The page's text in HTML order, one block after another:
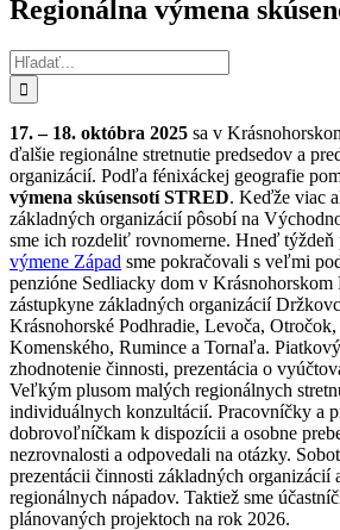
Regionálna výmena
Hľadať:
17. – 18. októbra 2025 sa v
ďalšie regionálne stretnutie predsedov a
organizácií. Podľa fénixáckej geografie
výmena skúsensotí STRED. Keďže viac
základných organizácií pôsobí na
sme ich rozdeliť rovnomerne. Hneď týždeň
výmene Západ sme pokračovali s veľmi
penzióne Sedliacky dom v Krásnohorskom
zástupkyne základných organizácií
Krásnohorské Podhradie, Levoča,
Komenského, Rumince a Tornaľa.
zhodnotenie činnosti, prezentácia o
Veľkým plusom malých regionálnych
individuálnych konzultácií. Pracovníčky a
dobrovoľníčkam k dispozícii a osobne
nezrovnalosti a odpovedali na otázky.
prezentácii činnosti základných organizácií
regionálnych nápadov. Taktiež sme
plánovaných projektoch na rok 2026.